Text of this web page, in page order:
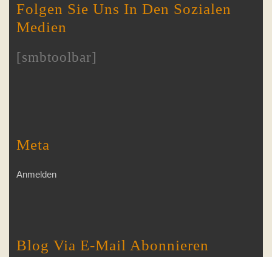
Folgen Sie Uns In Den Sozialen
Medien
[smbtoolbar]
Meta
Anmelden
Blog Via E-Mail Abonnieren